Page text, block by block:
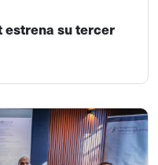
estrena su tercer